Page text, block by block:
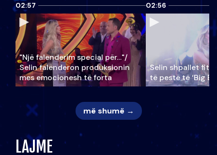
02:57
"Një falenderim special për…"/
Selin falënderon produksionin
mes emocionesh të forta
02:56
Selin shpallet
të pestë të ‘Big
më shumë →
LAJME